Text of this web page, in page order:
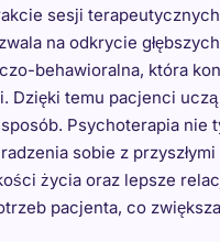
sesji
na odkrycie
behawioralna, która
temu pacjenci
Psychoterapia
sobie z
życia oraz lepsze
pacjenta, co